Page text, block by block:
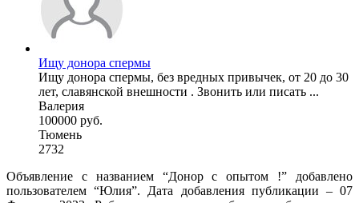
Ищу донора спермы
Ищу донора спермы, без вредных привычек, от 20 до 30
лет, славянской внешности . Звонить или писать ...
Валерия
100000 руб.
Тюмень
2732
Объявление с названием “Донор с опытом !” добавлено
пользователем “Юлия”. Дата добавления публикации – 07